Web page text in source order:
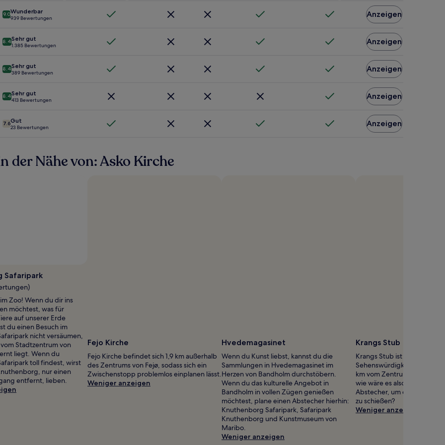
9.0Wunderbar
939 Bewertungen Anzeigen
8.4Sehr gut
1.385 Bewertungen Anzeigen
8.4Sehr gut
389 Bewertungen Anzeigen
8.4Sehr gut
413 Bewertungen Anzeigen
7.6Gut
23 Bewertungen Anzeigen
der Nähe von: Asko Kirche
Safaripark
Zoo! Wenn du dir ins
möchtest, was für
auf unserer Erde
du einen Besuch im
nicht versäumen,
Stadtzentrum von
liegt. Wenn du
toll findest, wirst
nur einen
entfernt, lieben.
Fejo Kirche
Fejo Kirche befindet sich 1,9 km außerhalb
des Zentrums von Fejø, sodass sich ein
Zwischenstopp problemlos einplanen lässt.
Weniger anzeigen
Hvedemagasinet
Wenn du Kunst liebst, kannst du die
Sammlungen in Hvedemagasinet im
Herzen von Bandholm durchstöbern.
Wenn du das kulturelle Angebot in
Bandholm in vollen Zügen genießen
möchtest, plane einen Abstecher hierhin:
Knuthenborg Safaripark, Safaripark
Knuthenborg und Kunstmuseum von
Maribo.
Weniger anzeigen
Krangs Stub
Krangs Stub ist nur eine von
Sehenswürdigkeiten der
km vom Zentrum von
wie wäre es also mit einem
Abstecher, um ein paar
zu schießen?
Weniger anzeigen